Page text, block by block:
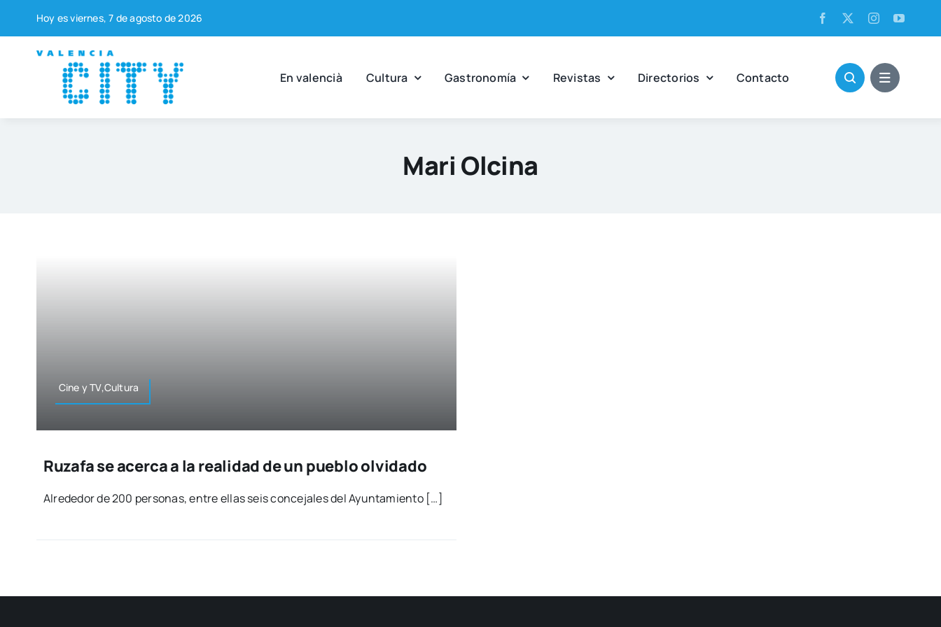
contenido
Hoy es vier­nes, 7 de agos­to de 2026
En valen­cià Cul­tu­ra Gas­tro­no­mía Revis­tas Direc­to­rios Con­tac­to
Mari Olcina
Cine y TV,Cultura
Ruzafa se acerca a la realidad de un pueblo olvidado
Alre­de­dor de 200 per­so­nas, entre ellas seis con­ce­ja­les del Ayun­ta­mien­to […]